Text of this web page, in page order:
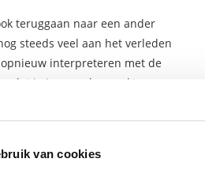
van cookies
teruggaan naar een ander
steeds veel aan het verleden
interpreteren met de
je je meer losmaakt van
de toekomst kunt kijken.
aan dingen die vroeger